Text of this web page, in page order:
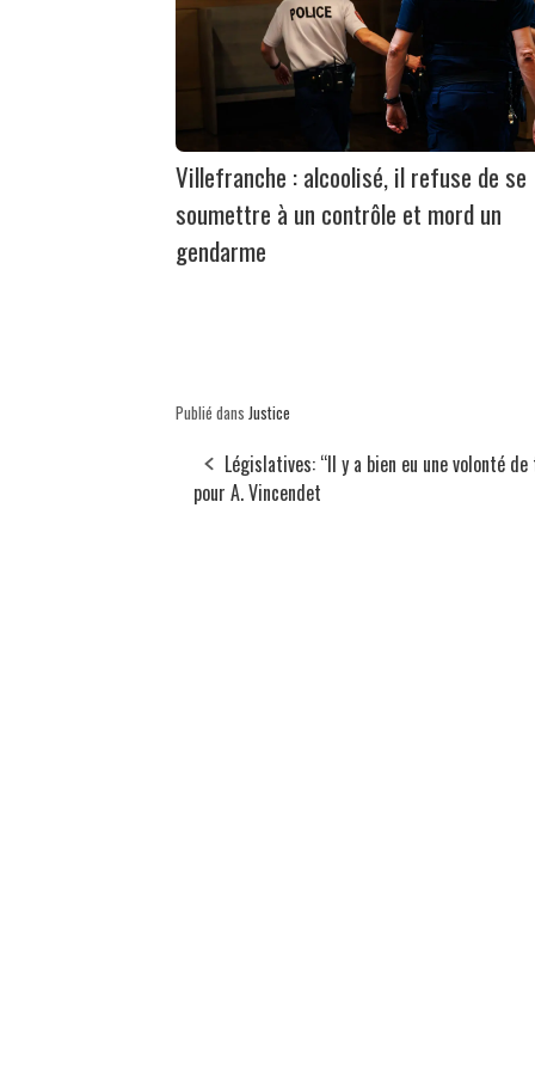
Villefranche : alcoolisé, il refuse de se
soumettre à un contrôle et mord un
gendarme
Publié dans Justice
Législatives: “Il y a bien eu une volonté
pour A. Vincendet